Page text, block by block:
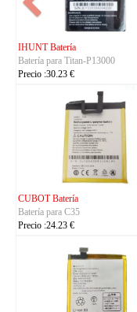
FUJITSU Batería
Batería para RA07503-1091
Precio :24.23 €
KYOCERA Batería
Batería para 5AAXBT134JAA
Precio :24.23 €